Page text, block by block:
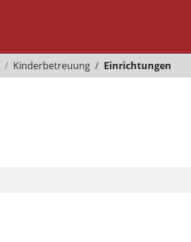
Kinderbetreuung Einrichtungen